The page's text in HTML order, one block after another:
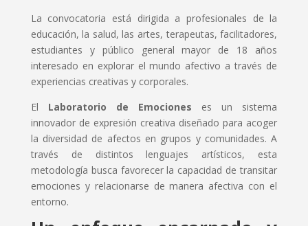
La convocatoria está dirigida a profesionales de la
educación, la salud, las artes, terapeutas, facilitadores,
estudiantes y público general mayor de 18 años
interesado en explorar el mundo afectivo a través de
experiencias creativas y corporales.
El Laboratorio de Emociones es un sistema
innovador de expresión creativa diseñado para acoger
la diversidad de afectos en grupos y comunidades. A
través de distintos lenguajes artísticos, esta
metodología busca favorecer la capacidad de transitar
emociones y relacionarse de manera afectiva con el
entorno.